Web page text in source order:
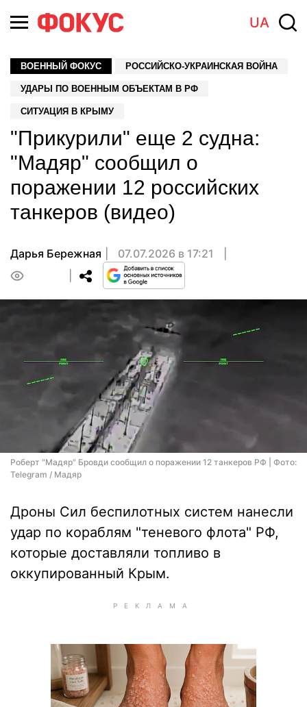
UA
ВОЕННЫЙ ФОКУС РОССИЙСКО-УКРАИНСКАЯ ВОЙНА
УДАРЫ ПО ВОЕННЫМ ОБЪЕКТАМ В РФ
СИТУАЦИЯ В КРЫМУ
"Прикурили" еще 2 судна:
"Мадяр" сообщил о
поражении 12 российских
танкеров (видео)
Дарья Бережная
07.07.2026 в 17:21
Роберт "Мадяр" Бровди сообщил о поражении 12 танкеров РФ | Фото:
Telegram / Мадяр
Дроны Сил беспилотных систем нанесли
удар по кораблям "теневого флота" РФ,
которые доставляли топливо в
оккупированный Крым.